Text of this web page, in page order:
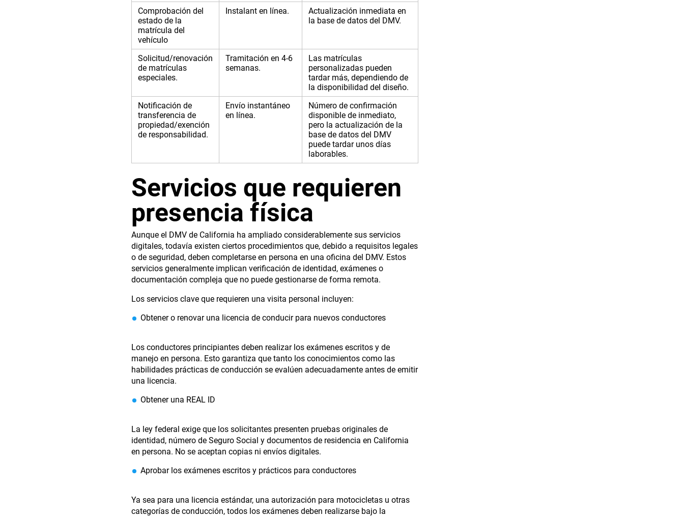
Comprobación del
estado de la
matrícula del
vehículo
Instalant en línea.
Actualización inmediata en
la base de datos del DMV.
Solicitud/renovación
de matrículas
especiales.
Tramitación en 4-6
semanas.
Las matrículas
personalizadas pueden
tardar más, dependiendo de
la disponibilidad del diseño.
Notificación de
transferencia de
propiedad/exención
de responsabilidad.
Envío instantáneo
en línea.
Número de confirmación
disponible de inmediato,
pero la actualización de la
base de datos del DMV
puede tardar unos días
laborables.
Servicios que requieren
presencia física
Aunque el DMV de California ha ampliado considerablemente sus servicios
digitales, todavía existen ciertos procedimientos que, debido a requisitos legales
o de seguridad, deben completarse en persona en una oficina del DMV. Estos
servicios generalmente implican verificación de identidad, exámenes o
documentación compleja que no puede gestionarse de forma remota.
Los servicios clave que requieren una visita personal incluyen:
Obtener o renovar una licencia de conducir para nuevos conductores
Los conductores principiantes deben realizar los exámenes escritos y de
manejo en persona. Esto garantiza que tanto los conocimientos como las
habilidades prácticas de conducción se evalúen adecuadamente antes de emitir
una licencia.
Obtener una REAL ID
La ley federal exige que los solicitantes presenten pruebas originales de
identidad, número de Seguro Social y documentos de residencia en California
en persona. No se aceptan copias ni envíos digitales.
Aprobar los exámenes escritos y prácticos para conductores
Ya sea para una licencia estándar, una autorización para motocicletas u otras
categorías de conducción, todos los exámenes deben realizarse bajo la